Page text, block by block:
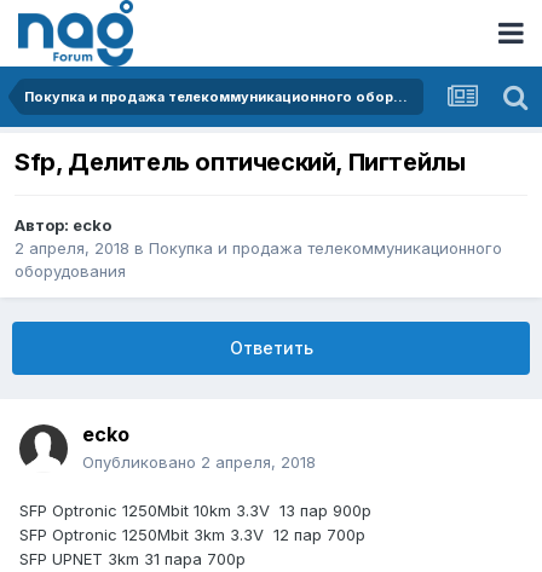
Покупка и продажа телекоммуникационного оборудования
Sfp, Делитель оптический, Пигтейлы
Автор: ecko
2 апреля, 2018 в Покупка и продажа телекоммуникационного
оборудования
Ответить
ecko
Опубликовано 2 апреля, 2018
SFP Optronic 1250Mbit 10km 3.3V 13 пар 900р
SFP Optronic 1250Mbit 3km 3.3V 12 пар 700р
SFP UPNET 3km 31 пара 700р